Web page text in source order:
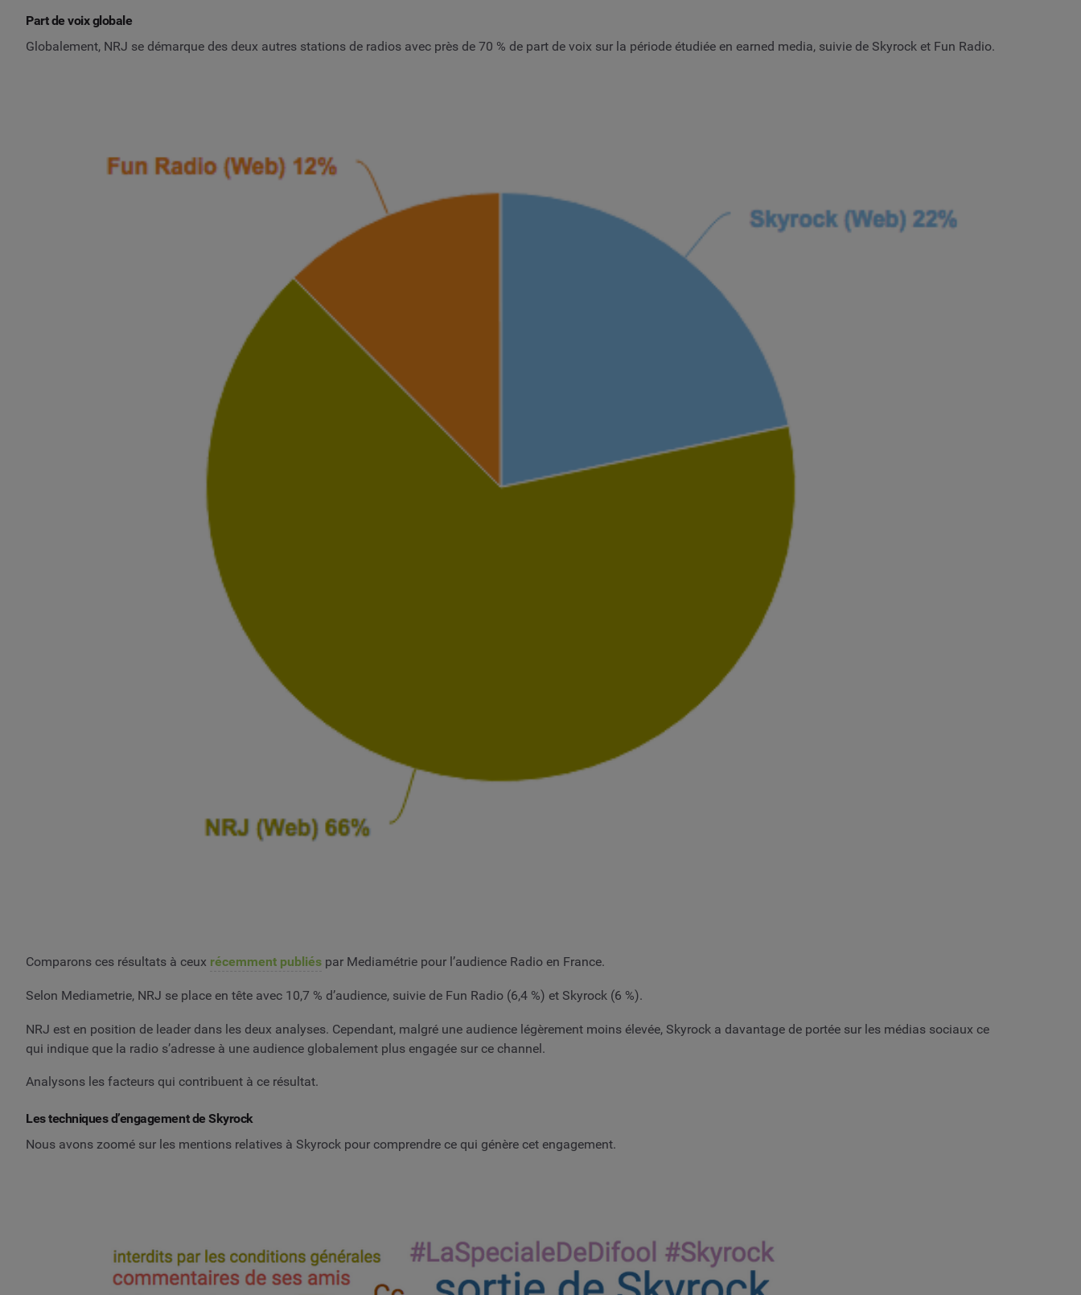
Part de voix globale
Globalement, NRJ se démarque des deux autres stations de radios avec près de 70 % de part de voix sur la période étudiée en earned media, suivie de Skyrock et Fun Radio.
Comparons ces résultats à ceux récemment publiés par Mediamétrie pour l’audience Radio en France.
Selon Mediametrie, NRJ se place en tête avec 10,7 % d’audience, suivie de Fun Radio (6,4 %) et Skyrock (6 %).
NRJ est en position de leader dans les deux analyses. Cependant, malgré une audience légèrement moins élevée, Skyrock a davantage de portée sur les médias sociaux ce
qui indique que la radio s’adresse à une audience globalement plus engagée sur ce channel.
Analysons les facteurs qui contribuent à ce résultat.
Les techniques d’engagement de Skyrock
Nous avons zoomé sur les mentions relatives à Skyrock pour comprendre ce qui génère cet engagement.